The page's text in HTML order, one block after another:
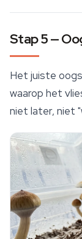
Stap 5 —
Het juiste
waarop het
niet later, niet